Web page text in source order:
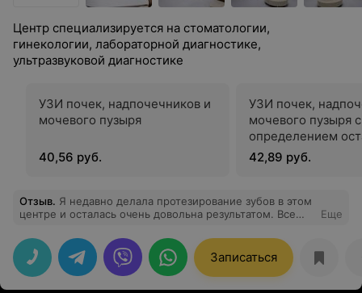
Центр специализируется на стоматологии,
гинекологии, лабораторной диагностике,
ультразвуковой диагностике
УЗИ почек, надпочечников и
мочевого пузыря
40,56 руб.
УЗИ почек,
мочевого пузыря с
определением
мочи
42,89 руб.
Отзыв. Я недавно делала протезирование зубов в этом
центре и осталась очень довольна результатом. Все
отметить комфортную обстановку во время лечения.
Огромное спасибо доктору Постоваловой Е.С. за её
внимательное отношение и высокий
профессионализм! Рекомендую!
Еще
Записаться